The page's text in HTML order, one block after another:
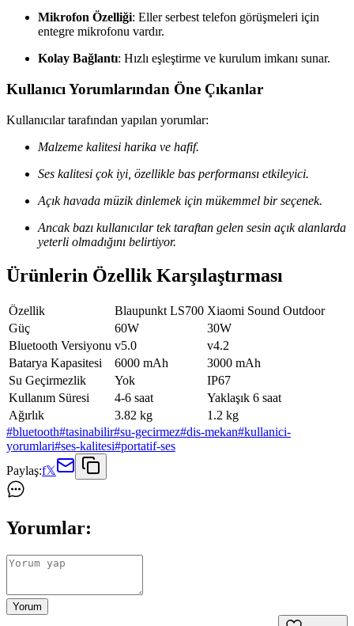
Mikrofon Özelliği: Eller serbest telefon görüşmeleri için
entegre mikrofonu vardır.
Kolay Bağlantı: Hızlı eşleştirme ve kurulum imkanı sunar.
Kullanıcı Yorumlarından Öne Çıkanlar
Kullanıcılar tarafından yapılan yorumlar:
Malzeme kalitesi harika ve hafif.
Ses kalitesi çok iyi, özellikle bas performansı etkileyici.
Açık havada müzik dinlemek için mükemmel bir seçenek.
Ancak bazı kullanıcılar tek taraftan gelen sesin açık alanlarda
yeterli olmadığını belirtiyor.
Ürünlerin Özellik Karşılaştırması
Özellik Blaupunkt LS700 Xiaomi Sound Outdoor
Güç
60W
30W
Bluetooth Versiyonu v5.0
v4.2
Batarya Kapasitesi
6000 mAh
3000 mAh
Su Geçirmezlik
Yok
IP67
Kullanım Süresi
4-6 saat
Yaklaşık 6 saat
Ağırlık
3.82 kg
1.2 kg
#bluetooth#tasinabilir#su-gecirmez#dis-mekan#kullanici-
yorumlari#ses-kalitesi#portatif-ses
Paylaş:f𝕏
Yorumlar:
Yorum